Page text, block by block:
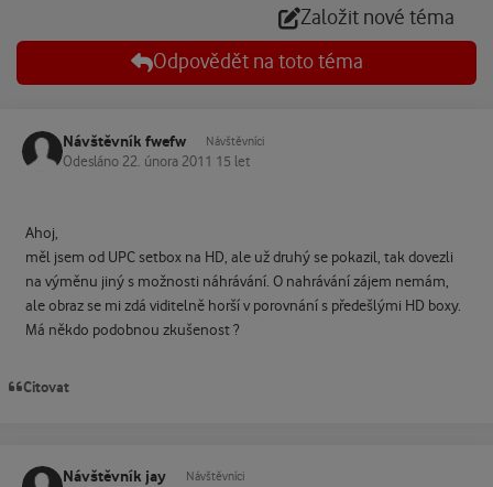
Založit nové téma
Odpovědět na toto téma
Návštěvník fwefw Návštěvníci
Odesláno 22. února 2011 15 let
Ahoj,
měl jsem od UPC setbox na HD, ale už druhý se pokazil, tak dovezli
na výměnu jiný s možnosti náhrávání. O nahrávání zájem nemám,
ale obraz se mi zdá viditelně horší v porovnání s předešlými HD boxy.
Má někdo podobnou zkušenost ?
Citovat
Návštěvník jay Návštěvníci